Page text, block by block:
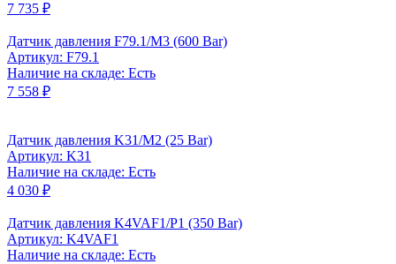
7 735 ₽
Датчик давления F79.1/M3 (600 Bar)
Артикул: F79.1
Наличие на складе: Есть
7 558 ₽
Датчик давления K31/M2 (25 Bar)
Артикул: K31
Наличие на складе: Есть
4 030 ₽
Датчик давления K4VAF1/P1 (350 Bar)
Артикул: K4VAF1
Наличие на складе: Есть